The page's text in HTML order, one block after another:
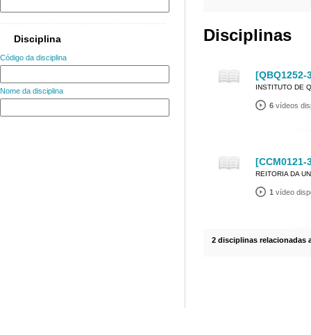
Disciplina
Código da disciplina
Nome da disciplina
Disciplinas
INSTITUTO DE
6 vídeos
REITORIA DA
1 vídeo
2 disciplinas relacionadas